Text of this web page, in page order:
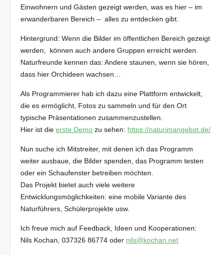
Einwohnern und Gästen gezeigt werden, was es hier – im
erwanderbaren Bereich – alles zu entdecken gibt.
Hintergrund: Wenn die Bilder im öffentlichen Bereich gezeigt
werden, können auch andere Gruppen erreicht werden.
Naturfreunde kennen das: Andere staunen, wenn sie hören,
dass hier Orchideen wachsen…
Als Programmierer hab ich dazu eine Plattform entwickelt,
die es ermöglicht, Fotos zu sammeln und für den Ort
typische Präsentationen zusammenzustellen.
Hier ist dieerste Demo zu sehen: https://naturimangebot.de/
Nun suche ich Mitstreiter, mit denen ich das Programm
weiter ausbaue, die Bilder spenden, das Programm testen
oder ein Schaufenster betreiben möchten.
Das Projekt bietet auch viele weitere
Entwicklungsmöglichkeiten: eine mobile Variante des
Naturführers, Schülerprojekte usw.
Ich freue mich auf Feedback, Ideen und Kooperationen:
Nils Kochan, 037326 86774 oder nils@kochan.net